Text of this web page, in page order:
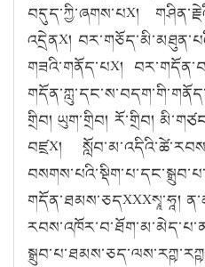
བདུད་ཀྱི་ཞགས་པX།
འདྲེནX།
གཟའི་གནོད་པX།
གྲིབ། ཡུག་གྲིབ། རོ་གྲིབ།
བཛྲX།
གདོན་ཐམས་ཅདXXXསྭཱ་ཧཱ།